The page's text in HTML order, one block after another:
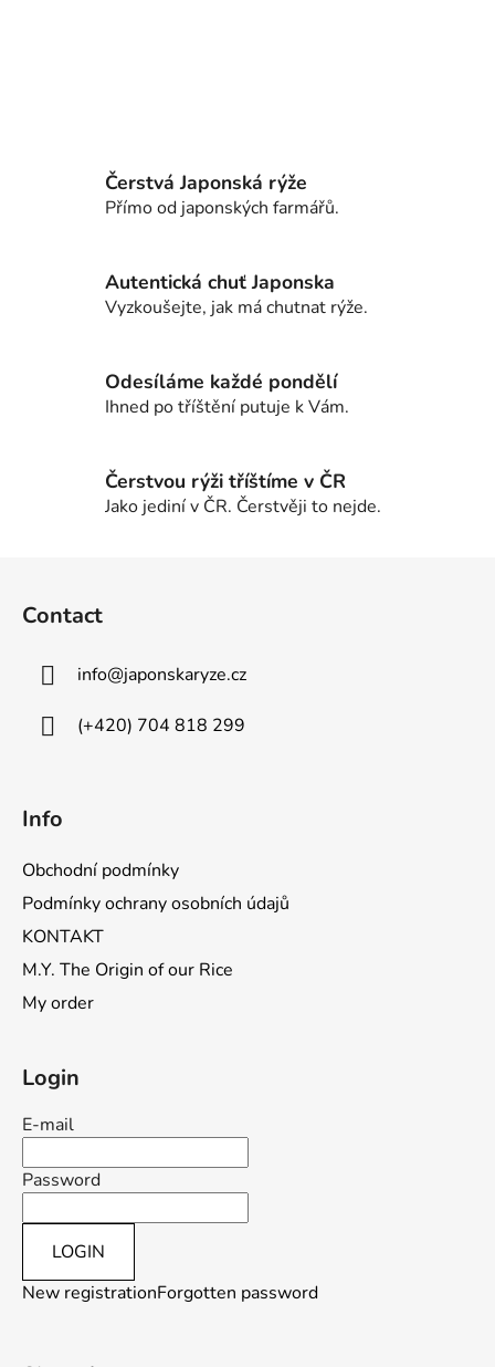
Čerstvá Japonská rýže
Přímo od japonských farmářů.
Autentická chuť Japonska
Vyzkoušejte, jak má chutnat rýže.
Odesíláme každé pondělí
Ihned po tříštění putuje k Vám.
Čerstvou rýži tříštíme v ČR
Jako jediní v ČR. Čerstvěji to nejde.
Contact
info@japonskaryze.cz
(+420) 704 818 299
Info
Obchodní podmínky
Podmínky ochrany osobních údajů
KONTAKT
M.Y. The Origin of our Rice
My order
Login
E-mail
Password
LOGIN
New registrationForgotten password